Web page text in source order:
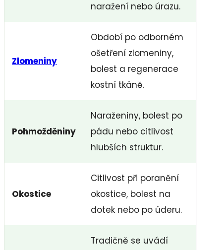
naražení nebo úrazu.
Zlomeniny
Období po odborném
ošetření zlomeniny,
bolest a regenerace
kostní tkáně.
Pohmožděniny
Naraženiny, bolest po
pádu nebo citlivost
hlubších struktur.
Okostice
Citlivost při poranění
okostice, bolest na
dotek nebo po úderu.
Tradičně se uvádí